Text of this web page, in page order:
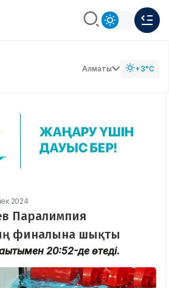
Алматы +3°C
2024
Паралимпия
финалына шықты
20:52-де өтеді.